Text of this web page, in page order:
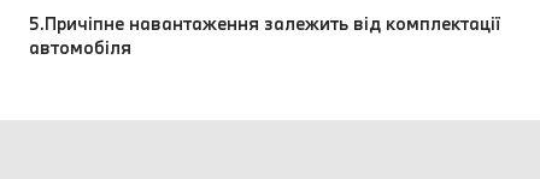
5.Причіпне навантаження залежить від комплектації
автомобіля